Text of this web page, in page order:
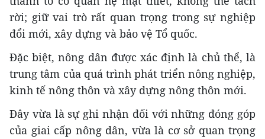
rời; giữ vai trò rất quan trọng trong sự nghiệp
đổi mới, xây dựng và bảo vệ Tổ quốc.
Đặc biệt, nông dân được xác định là chủ thể, là
trung tâm của quá trình phát triển nông nghiệp,
kinh tế nông thôn và xây dựng nông thôn mới.
Đây vừa là sự ghi nhận đối với những đóng góp
của giai cấp nông dân, vừa là cơ sở quan trọng